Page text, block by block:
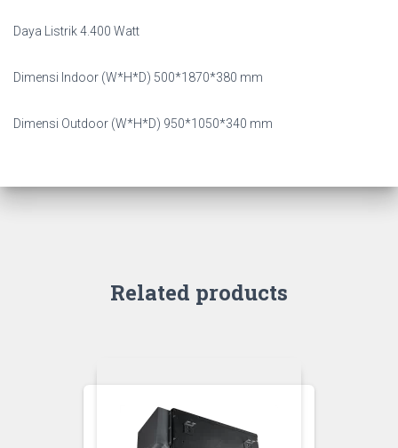
Daya Listrik 4.400 Watt
Dimensi Indoor (W*H*D) 500*1870*380 mm
Dimensi Outdoor (W*H*D) 950*1050*340 mm
Related products